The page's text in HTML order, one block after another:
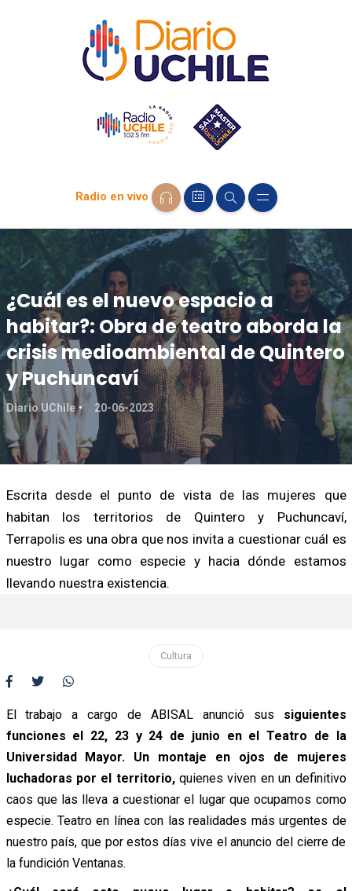
Radio en vivo
¿Cuál es el nuevo espacio a
habitar?: Obra de teatro aborda la
crisis medioambiental de Quintero
y Puchuncaví
Diario UChile 20-06-2023
Escrita desde el punto de vista de las mujeres que
habitan los territorios de Quintero y Puchuncaví,
Terrapolis es una obra que nos invita a cuestionar cuál es
nuestro lugar como especie y hacia dónde estamos
llevando nuestra existencia.
Cultura
El trabajo a cargo de ABISAL anunció sus siguientes
funciones el 22, 23 y 24 de junio en el Teatro de la
Universidad Mayor. Un montaje en ojos de mujeres
luchadoras por el territorio,quienes viven en un definitivo
caos que las lleva a cuestionar el lugar que ocupamos como
especie. Teatro en línea con las realidades más urgentes de
nuestro país, que por estos días vive el anuncio del cierre de
la fundición Ventanas.